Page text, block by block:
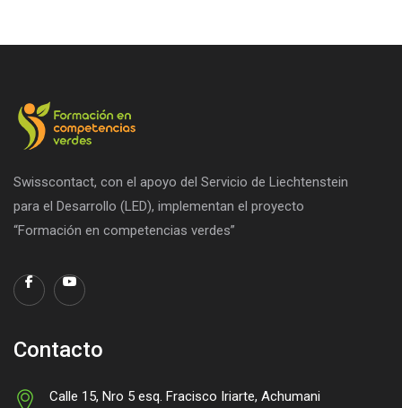
Swisscontact, con el apoyo del Servicio de Liechtenstein
para el Desarrollo (LED), implementan el proyecto
“Formación en competencias verdes”
Contacto
Calle 15, Nro 5 esq. Fracisco Iriarte, Achumani